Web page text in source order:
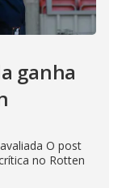
ganha
O post
no Rotten